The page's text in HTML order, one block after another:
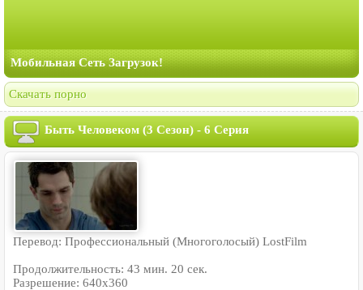
Мобильная Сеть Загрузок!
Скачать порно
Быть Человеком (3 Сезон) - 6 Серия
Перевод: Профессиональный (Многоголосый) LostFilm
Продолжительность: 43 мин. 20 сек.
Разрешение: 640x360